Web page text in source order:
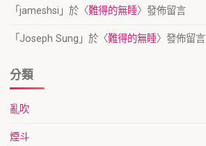
「jameshsi 」於〈難得的無睡〉發佈留言
「 Joseph Sung 」於〈難得的無睡〉發佈留言
分類
亂吹
煙斗